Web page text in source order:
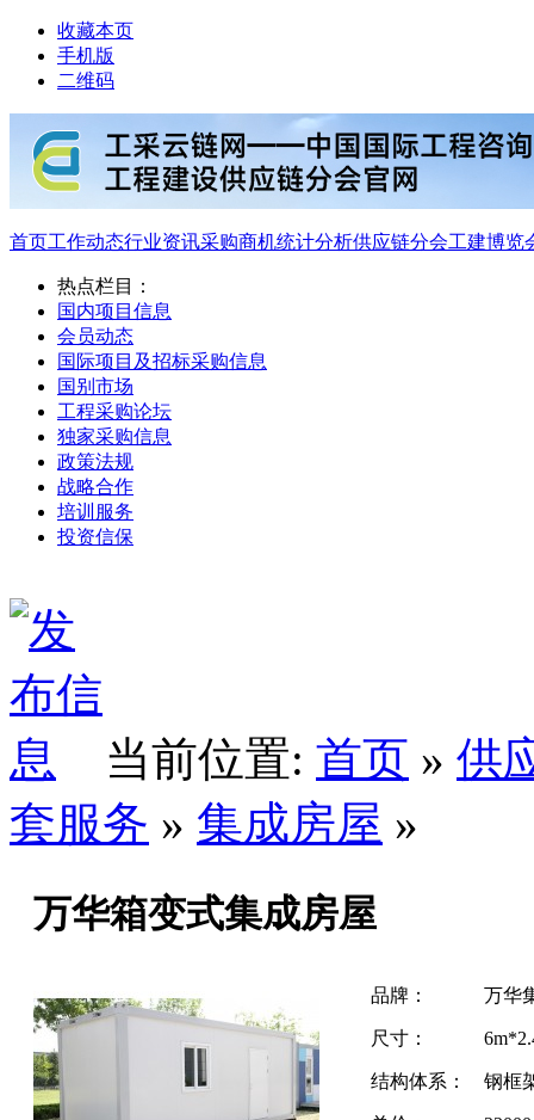
收藏本页
手机版
二维码
首页工作动态行业资讯采购商机统计分析供应链分会工建博览
热点栏目：
国内项目信息
会员动态
国际项目及招标采购信息
国别市场
工程采购论坛
独家采购信息
政策法规
战略合作
培训服务
投资信保
当前位置: 首页 » 供
套服务 » 集成房屋 »
万华箱变式集成房屋
品牌： 万华
尺寸：
结构体系： 钢框